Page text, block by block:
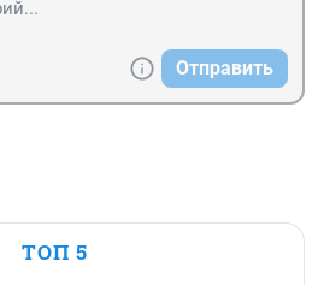
Отправить
ТОП 5